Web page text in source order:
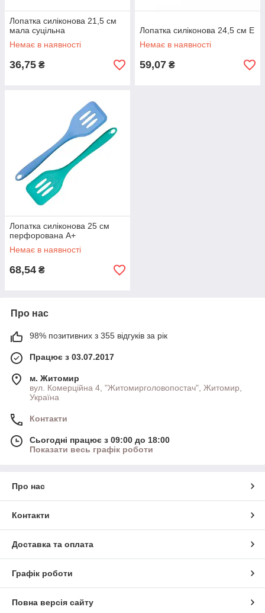
Лопатка силіконова 21,5 см
мала суцільна
Немає в наявності
36,75 ₴
Лопатка силіконова 24,5 см Е
Немає в наявності
59,07 ₴
Лопатка силіконова 25 см
перфорована А+
Немає в наявності
68,54 ₴
Про нас
98% позитивних з 355 відгуків за рік
Працює з 03.07.2017
м. Житомир
вул. Комерційна 4, "Житомирголовопостач", Житомир,
Україна
Контакти
Сьогодні працює з 09:00 до 18:00
Показати весь графік роботи
Про нас
Контакти
Доставка та оплата
Графік роботи
Повна версія сайту